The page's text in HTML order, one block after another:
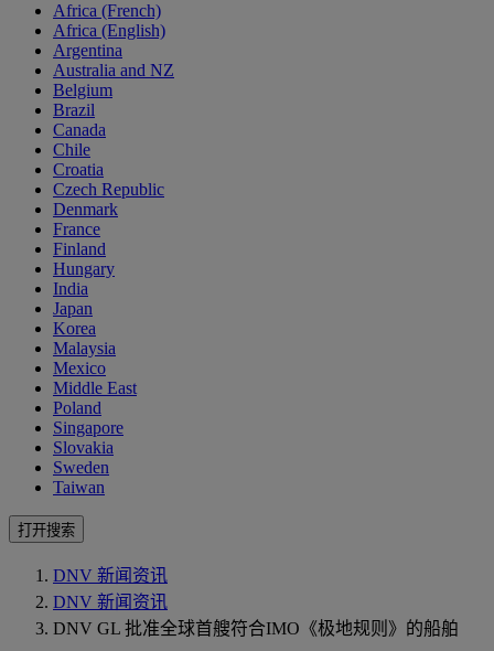
Africa (French)
Africa (English)
Argentina
Australia and NZ
Belgium
Brazil
Canada
Chile
Croatia
Czech Republic
Denmark
France
Finland
Hungary
India
Japan
Korea
Malaysia
Mexico
Middle East
Poland
Singapore
Slovakia
Sweden
Taiwan
打开搜索
DNV 新闻资讯
DNV 新闻资讯
DNV GL 批准全球首艘符合IMO《极地规则》的船舶